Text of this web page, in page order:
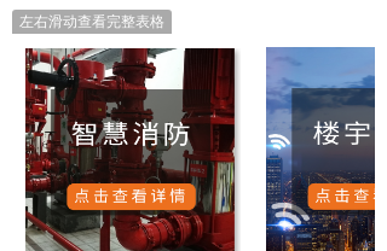
左右滑动查看完整表格